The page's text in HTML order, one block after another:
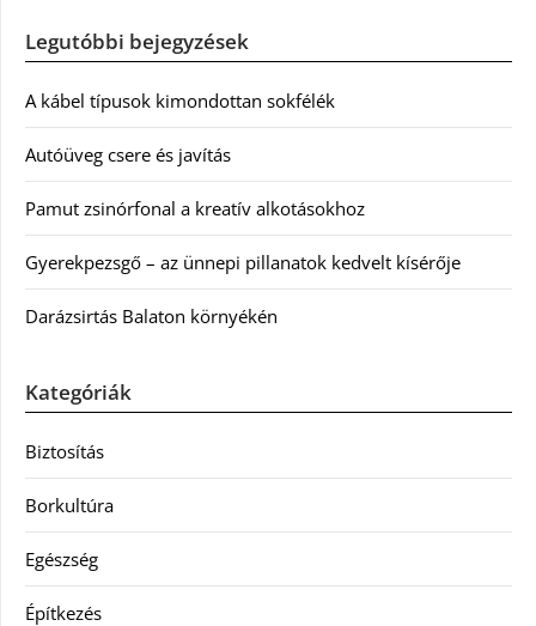
Legutóbbi bejegyzések
A kábel típusok kimondottan sokfélék
Autóüveg csere és javítás
Pamut zsinórfonal a kreatív alkotásokhoz
Gyerekpezsgő – az ünnepi pillanatok kedvelt kísérője
Darázsirtás Balaton környékén
Kategóriák
Biztosítás
Borkultúra
Egészség
Építkezés